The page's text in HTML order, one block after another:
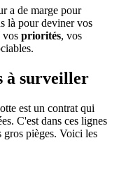
a de marge pour
là pour deviner vos
vos priorités, vos
à surveiller
est un contrat qui
C'est dans ces lignes
gros pièges. Voici les